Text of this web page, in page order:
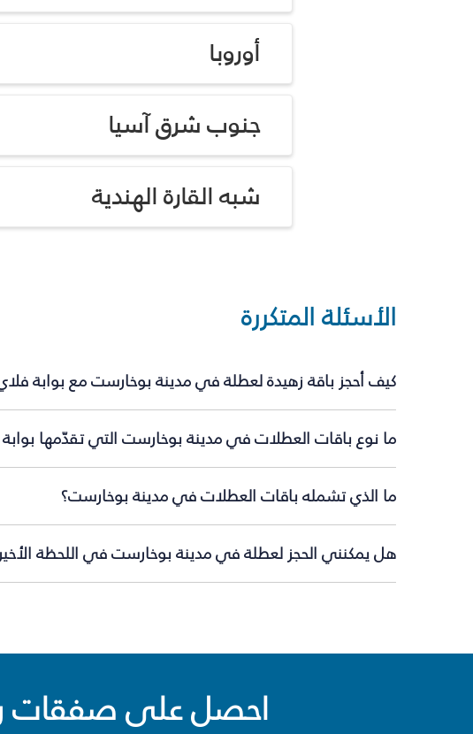
أوروبا
جنوب شرق آسيا
شبه القارة الهندية
الأسئلة المتكررة
كيف أحجز باقة زهيدة لعطلة في مدينة بوخارست مع بوابة
ما نوع باقات العطلات في مدينة بوخارست التي تقدّمها
ما الذي تشمله باقات العطلات في مدينة بوخارست؟
هل يمكنني الحجز لعطلة في مدينة بوخارست في اللحظة
احصل على صفقات